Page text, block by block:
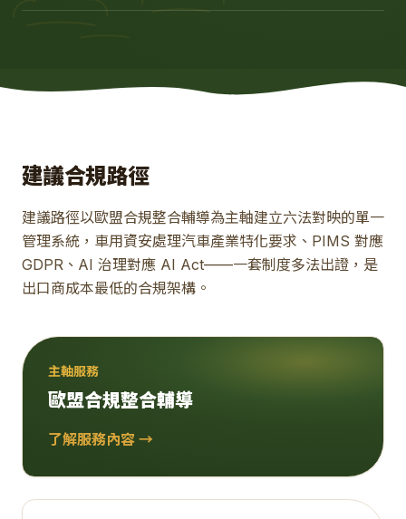
建議合規路徑
建議路徑以歐盟合規整合輔導為主軸建立六法對映的單一
管理系統，車用資安處理汽車產業特化要求、PIMS 對應
GDPR、AI 治理對應 AI Act——一套制度多法出證，是
出口商成本最低的合規架構。
主軸服務
歐盟合規整合輔導
了解服務內容 →